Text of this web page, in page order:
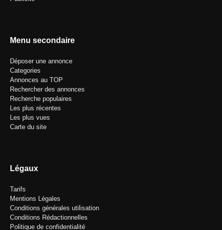
Menu secondaire
Déposer une annonce
Categories
Annonces au TOP
Rechercher des annonces
Recherche populaires
Les plus récentes
Les plus vues
Carte du site
Légaux
Tarifs
Mentions Légales
Conditions générales utilisation
Conditions Rédactionnelles
Politique de confidentialité